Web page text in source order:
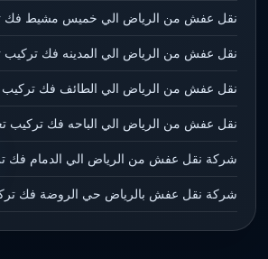
نقل عفش من الرياض الي خميس مشيط فك
نقل عفش من الرياض الي المدينه فك
نقل عفش من الرياض الي الطائف فك
نقل عفش من الرياض الي الباحه فك تركيب
شركة نقل عفش من الرياض الي الدمام فك
شركة نقل عفش بالرياض حي الروضة فك